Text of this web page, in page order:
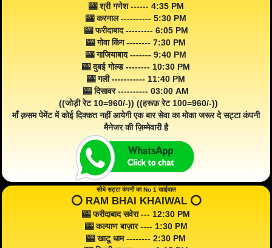
🎰 श्री गणेश ------ 4:35 PM
🎰 करनाल ---------- 5:30 PM
🎰 फरीदाबाद --------- 6:05 PM
🎰 गोवा किंग -------- 7:30 PM
🎰 गाजियाबाद ------- 9:40 PM
🎰 दुबई गोल्ड -------- 10:30 PM
🎰 गली ----------- 11:40 PM
🎰 दिसावर ---------- 03:00 AM
((जोड़ी रेट 10=960/-)) ((हरूफ़ रेट 100=960/-))
माँ क़सम पेमेंट में कोई दिक्कत नहीं आयेगी एक बार सेवा का मोका जरूर दे सट्टा कंपनी
मैनेजर की ज़िम्मेवारी है
सीधे सट्टा कंपनी का No 1 खाईवाल
⭕️ RAM BHAI KHAIWAL ⭕️
🎰 फरीदाबाद सवेरा --- 12:30 PM
🎰 कल्याण बाज़ार ---- 1:30 PM
🎰 खाटू धाम -------- 2:30 PM